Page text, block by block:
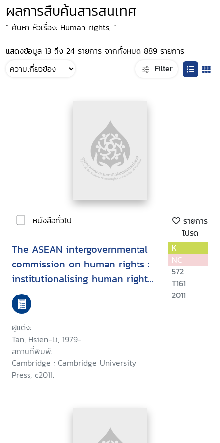
ผลการสืบค้นสารสนเทศ
“ ค้นหา หัวเรื่อง: Human rights, ”
แสดงข้อมูล 13 ถึง 24 รายการ จากทั้งหมด 889 รายการ
Filter
หนังสือทั่วไป
รายการ
โปรด
The ASEAN intergovernmental
commission on human rights :
institutionalising human rights
in Southeast Asia
ผู้แต่ง:
Tan, Hsien-Li, 1979-
สถานที่พิมพ์:
Cambridge : Cambridge University
Press, c2011.
K
NC
572
T161
2011